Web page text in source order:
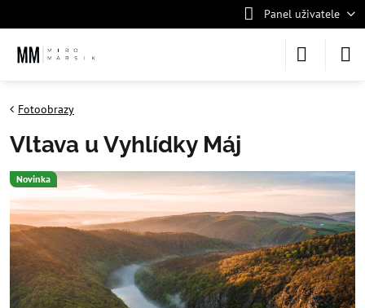
Panel uživatele
Novinka
Fotoobrazy
Vltava u Vyhlídky Máj